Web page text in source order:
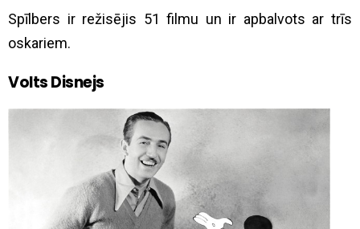
Spīlbers ir režisējis 51 filmu un ir apbalvots ar trīs
oskariem.
Volts Disnejs